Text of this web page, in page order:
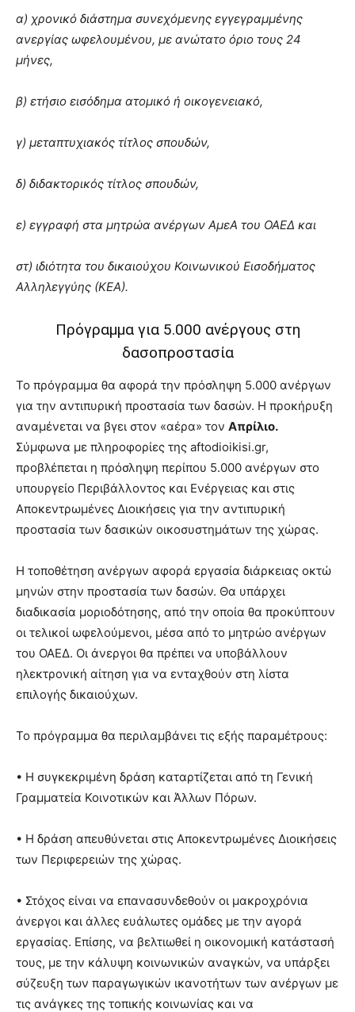
α) χρονικό διάστημα συνεχόμενης εγγεγραμμένης
ανεργίας ωφελουμένου, με ανώτατο όριο τους 24
μήνες,
β) ετήσιο εισόδημα ατομικό ή οικογενειακό,
γ) μεταπτυχιακός τίτλος σπουδών,
δ) διδακτορικός τίτλος σπουδών,
ε) εγγραφή στα μητρώα ανέργων ΑμεΑ του ΟΑΕΔ και
στ) ιδιότητα του δικαιούχου Κοινωνικού Εισοδήματος
Αλληλεγγύης (ΚΕΑ).
Πρόγραμμα για 5.000 ανέργους στη
δασοπροστασία
Το πρόγραμμα θα αφορά την πρόσληψη 5.000 ανέργων
για την αντιπυρική προστασία των δασών. Η προκήρυξη
αναμένεται να βγει στον «αέρα» τον Απρίλιο.
Σύμφωνα με πληροφορίες της aftodioikisi.gr,
προβλέπεται η πρόσληψη περίπου 5.000 ανέργων στο
υπουργείο Περιβάλλοντος και Ενέργειας και στις
Αποκεντρωμένες Διοικήσεις για την αντιπυρική
προστασία των δασικών οικοσυστημάτων της χώρας.
Η τοποθέτηση ανέργων αφορά εργασία διάρκειας οκτώ
μηνών στην προστασία των δασών. Θα υπάρχει
διαδικασία μοριοδότησης, από την οποία θα προκύπτουν
οι τελικοί ωφελούμενοι, μέσα από το μητρώο ανέργων
του ΟΑΕΔ. Οι άνεργοι θα πρέπει να υποβάλλουν
ηλεκτρονική αίτηση για να ενταχθούν στη λίστα
επιλογής δικαιούχων.
To πρόγραμμα θα περιλαμβάνει τις εξής παραμέτρους:
• Η συγκεκριμένη δράση καταρτίζεται από τη Γενική
Γραμματεία Κοινοτικών και Άλλων Πόρων.
• Η δράση απευθύνεται στις Αποκεντρωμένες Διοικήσεις
των Περιφερειών της χώρας.
• Στόχος είναι να επανασυνδεθούν οι μακροχρόνια
άνεργοι και άλλες ευάλωτες ομάδες με την αγορά
εργασίας. Επίσης, να βελτιωθεί η οικονομική κατάστασή
τους, με την κάλυψη κοινωνικών αναγκών, να υπάρξει
σύζευξη των παραγωγικών ικανοτήτων των ανέργων με
τις ανάγκες της τοπικής κοινωνίας και να